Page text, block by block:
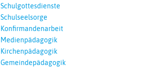
Schulgottesdienste
Schulseelsorge
Konfirmandenarbeit
Medienpädagogik
Kirchenpädagogik
Gemeindepädagogik